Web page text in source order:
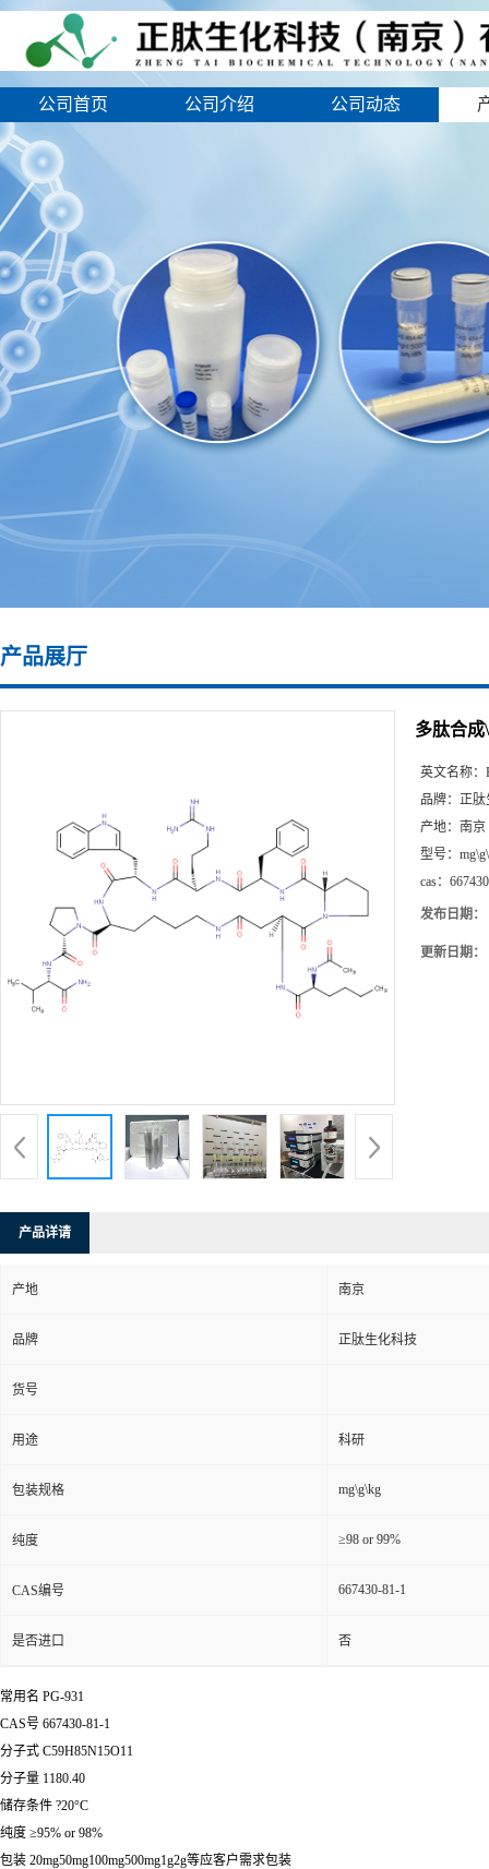
公司首页 公司介绍 公司动态
产品展厅
多肽合成
英文名称：
品牌： 正肽
产地： 南京
型号：
cas：
发布日期：
更新日期：
产品详请
产地 南京
品牌 正肽生化科技
货号
用途 科研
包装规格 mg\g\kg
纯度 ≥98 or 99%
CAS编号 667430-81-1
是否进口 否
常用名 PG-931
CAS号 667430-81-1
分子式 C59H85N15O11
分子量 1180.40
储存条件 ?20°C
纯度 ≥95% or 98%
包装 20mg50mg100mg500mg1g2g等应客户需求包装